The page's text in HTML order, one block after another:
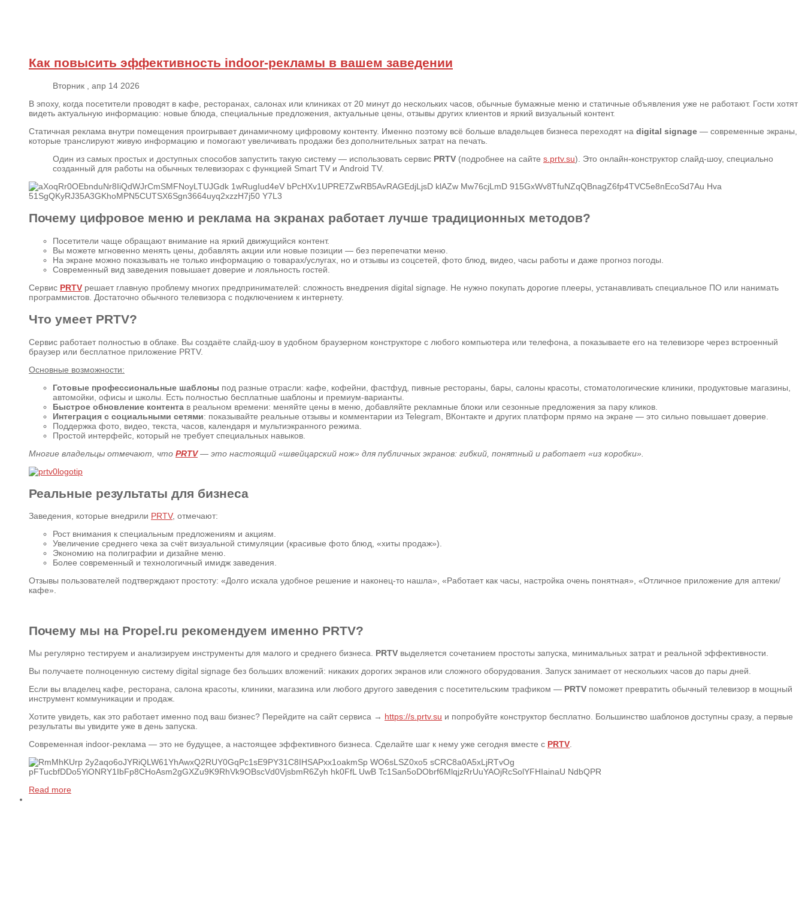
Как повысить эффективность indoor-рекламы в вашем заведении
Вторник , апр 14 2026
В эпоху, когда посетители проводят в кафе, ресторанах, салонах или клиниках от 20 минут до нескольких часов, обычные бумажные меню и статичные объявления уже не работают. Гости хотят
видеть актуальную информацию: новые блюда, специальные предложения, актуальные цены, отзывы других клиентов и яркий визуальный контент.
Статичная реклама внутри помещения проигрывает динамичному цифровому контенту. Именно поэтому всё больше владельцев бизнеса переходят на digital signage — современные экраны,
которые транслируют живую информацию и помогают увеличивать продажи без дополнительных затрат на печать.
Один из самых простых и доступных способов запустить такую систему — использовать сервис PRTV (подробнее на сайте s.prtv.su). Это онлайн-конструктор слайд-шоу, специально
созданный для работы на обычных телевизорах с функцией Smart TV и Android TV.
Почему цифровое меню и реклама на экранах работает лучше традиционных методов?
Посетители чаще обращают внимание на яркий движущийся контент.
Вы можете мгновенно менять цены, добавлять акции или новые позиции — без перепечатки меню.
На экране можно показывать не только информацию о товарах/услугах, но и отзывы из соцсетей, фото блюд, видео, часы работы и даже прогноз погоды.
Современный вид заведения повышает доверие и лояльность гостей.
Сервис PRTV решает главную проблему многих предпринимателей: сложность внедрения digital signage. Не нужно покупать дорогие плееры, устанавливать специальное ПО или нанимать
программистов. Достаточно обычного телевизора с подключением к интернету.
Что умеет PRTV?
Сервис работает полностью в облаке. Вы создаёте слайд-шоу в удобном браузерном конструкторе с любого компьютера или телефона, а показываете его на телевизоре через встроенный
браузер или бесплатное приложение PRTV.
Основные возможности:
Готовые профессиональные шаблоны под разные отрасли: кафе, кофейни, фастфуд, пивные рестораны, бары, салоны красоты, стоматологические клиники, продуктовые магазины,
автомойки, офисы и школы. Есть полностью бесплатные шаблоны и премиум-варианты.
Быстрое обновление контента в реальном времени: меняйте цены в меню, добавляйте рекламные блоки или сезонные предложения за пару кликов.
Интеграция с социальными сетями: показывайте реальные отзывы и комментарии из Telegram, ВКонтакте и других платформ прямо на экране — это сильно повышает доверие.
Поддержка фото, видео, текста, часов, календаря и мультиэкранного режима.
Простой интерфейс, который не требует специальных навыков.
Многие владельцы отмечают, что PRTV— это настоящий «швейцарский нож» для публичных экранов: гибкий, понятный и работает «из коробки».
Реальные результаты для бизнеса
Заведения, которые внедрили PRTV, отмечают:
Рост внимания к специальным предложениям и акциям.
Увеличение среднего чека за счёт визуальной стимуляции (красивые фото блюд, «хиты продаж»).
Экономию на полиграфии и дизайне меню.
Более современный и технологичный имидж заведения.
Отзывы пользователей подтверждают простоту: «Долго искала удобное решение и наконец-то нашла», «Работает как часы, настройка очень понятная», «Отличное приложение для аптеки/
кафе».
Почему мы на Propel.ru рекомендуем именно PRTV?
Мы регулярно тестируем и анализируем инструменты для малого и среднего бизнеса. PRTV выделяется сочетанием простоты запуска, минимальных затрат и реальной эффективности.
Вы получаете полноценную систему digital signage без больших вложений: никаких дорогих экранов или сложного оборудования. Запуск занимает от нескольких часов до пары дней.
Если вы владелец кафе, ресторана, салона красоты, клиники, магазина или любого другого заведения с посетительским трафиком — PRTV поможет превратить обычный телевизор в мощный
инструмент коммуникации и продаж.
Хотите увидеть, как это работает именно под ваш бизнес? Перейдите на сайт сервиса → https://s.prtv.su и попробуйте конструктор бесплатно. Большинство шаблонов доступны сразу, а первые
результаты вы увидите уже в день запуска.
Современная indoor-реклама — это не будущее, а настоящее эффективного бизнеса. Сделайте шаг к нему уже сегодня вместе с PRTV.
Read more